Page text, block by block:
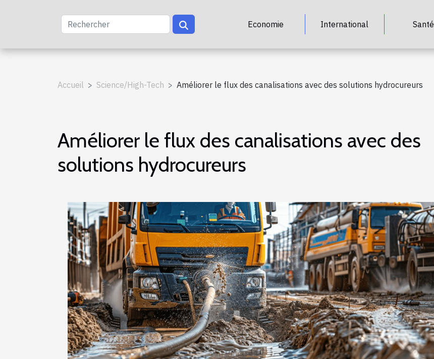
Economie International Santé
Accueil Science/High-Tech Améliorer le flux des canalisations avec des solutions hydrocureurs
Améliorer le flux des canalisations avec des
solutions hydrocureurs